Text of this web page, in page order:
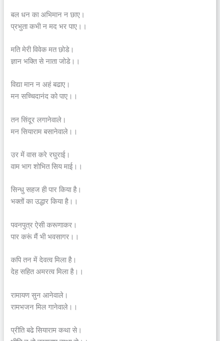
बल धन का अभिमान न छाए।
प्रभुता कभी न मद भर पाए।।
मति मेरी विवेक मत छोडे।
ज्ञान भक्ति से नाता जोडे।।
विद्या मान न अहं बढाए।
मन सच्चिदानंद को पाए।।
तन सिंदूर लगानेवाले।
मन सियाराम बसानेवाले।।
उर में वास करे रघुराई।
वाम भाग शोभित सिय माई।।
सिन्धु सहज ही पार किया है।
भक्तों का उद्धार किया है।।
पवनपुत्र ऐसी करूणाकर।
पार करूं मैं भी भवसागर।।
कपि तन में देवत्व मिला है।
देह सहित अमरत्व मिला है।।
रामायण सुन आनेवाले।
रामभजन मिल गानेवाले।।
प्रीति बढे सियाराम कथा से।